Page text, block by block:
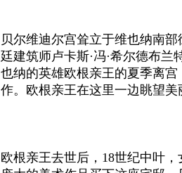
贝尔维迪尔宫耸立于维也纳南
廷建筑师卢卡斯·冯·希尔德布
也纳的英雄欧根亲王的夏季离
作。欧根亲王在这里一边眺望
欧根亲王去世后，18世纪中叶